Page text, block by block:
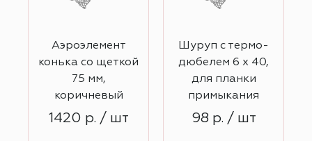
Аэроэлемент
конька со щеткой
75 мм,
коричневый
1420 р. / шт
Шуруп с термо-
дюбелем 6 х 40,
для планки
примыкания
98 р. / шт